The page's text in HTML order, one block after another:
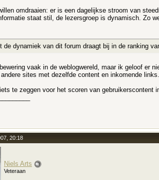
omdraaien: er is een dagelijkse stroom van
staat stil, de lezersgroep is dynamisch. Zo
de dynamiek van dit forum draagt bij in de ranking
bewering vaak in de weblogwereld, maar ik geloof er
sites met dezelfde content en inkomende links.
te zeggen voor het scoren van gebruikerscontent
20:18
Niels Arts
Veteraan